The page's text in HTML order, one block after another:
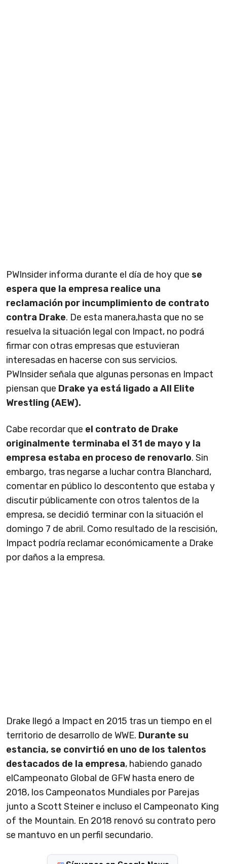
PWInsider informa durante el día de hoy que se
espera que la empresa realice una
reclamación por incumplimiento de contrato
contra Drake. De esta manera,hasta que no se
resuelva la situación legal con Impact, no podrá
firmar con otras empresas que estuvieran
interesadas en hacerse con sus servicios.
PWInsider señala que algunas personas en Impact
piensan que Drake ya está ligado a All Elite
Wrestling (AEW).
Cabe recordar que el contrato de Drake
originalmente terminaba el 31 de mayo y la
empresa estaba en proceso de renovarlo. Sin
embargo, tras negarse a luchar contra Blanchard,
comentar en público lo descontento que estaba y
discutir públicamente con otros talentos de la
empresa, se decidió terminar con la situación el
domingo 7 de abril. Como resultado de la rescisión,
Impact podría reclamar económicamente a Drake
por daños a la empresa.
Drake llegó a Impact en 2015 tras un tiempo en el
territorio de desarrollo de WWE. Durante su
estancia, se convirtió en uno de los talentos
destacados de la empresa, habiendo ganado
elCampeonato Global de GFW hasta enero de
2018, los Campeonatos Mundiales por Parejas
junto a Scott Steiner e incluso el Campeonato King
of the Mountain. En 2018 renovó su contrato pero
se mantuvo en un perfil secundario.